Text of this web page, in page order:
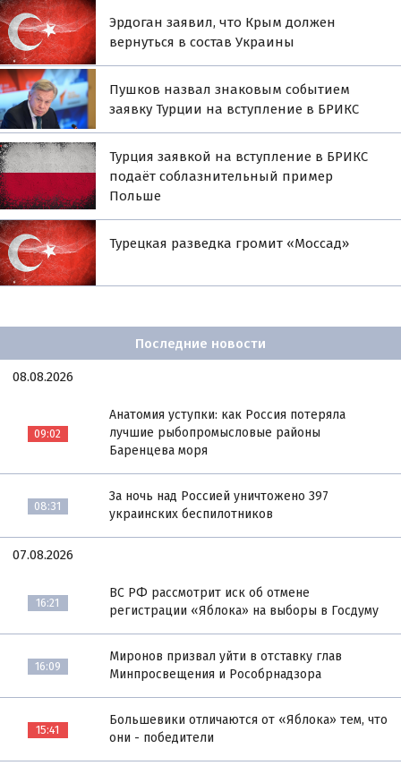
Эрдоган заявил, что Крым должен
вернуться в состав Украины
Пушков назвал знаковым событием
заявку Турции на вступление в БРИКС
Турция заявкой на вступление в БРИКС
подаёт соблазнительный пример
Польше
Турецкая разведка громит «Моссад»
Последние новости
08.08.2026
09:02
Анатомия уступки: как Россия потеряла
лучшие рыбопромысловые районы
Баренцева моря
08:31
За ночь над Россией уничтожено 397
украинских беспилотников
07.08.2026
16:21
ВС РФ рассмотрит иск об отмене
регистрации «Яблока» на выборы в Госдуму
16:09
Миронов призвал уйти в отставку глав
Минпросвещения и Рособрнадзора
15:41
Большевики отличаются от «Яблока» тем, что
они - победители